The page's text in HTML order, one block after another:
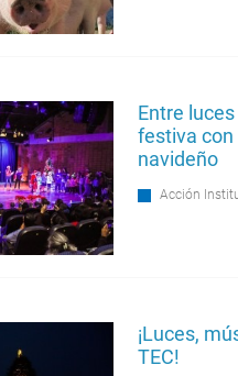
Entre
festiva con
navideño
Acción
¡Luces,
TEC!